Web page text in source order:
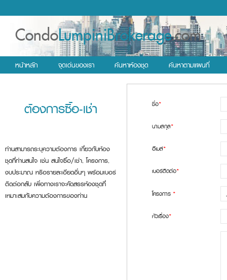
CondoLumpiniBrokerage.com
หน้าหลัก จุดเด่นของเรา ค้นหาห้องชุด ค้นหาตามแผนที่
ต้องการซื้อ-เช่า
ท่านสามารถระบุความต้องการ เกี่ยวกับห้อง
ชุดที่ท่านสนใจ เช่น สนใจซื้อ/เช่า, โครงการ,
งบประมาณ หรือรายละเอียดอื่นๆ พร้อมเบอร์
ติดต่อกลับ เพื่อทางเราจะคัดสรรห้องชุดที่
เหมาะสมกับความต้องการของท่าน
ชื่อ*
นามสกุล*
อีเมล์*
เบอร์ติดต่อ*
โครงการ *
หัวเรื่อง*